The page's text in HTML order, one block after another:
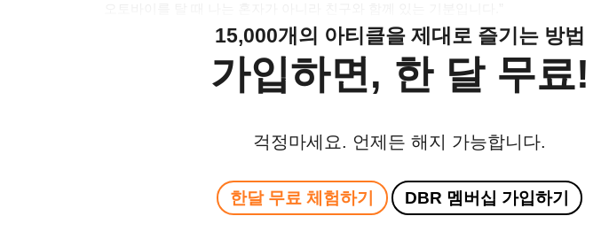
15,000개의 아티클을 제대로 즐기는 방법
가입하면, 한 달 무료!
걱정마세요. 언제든 해지 가능합니다.
한달 무료 체험하기 DBR 멤버십 가입하기